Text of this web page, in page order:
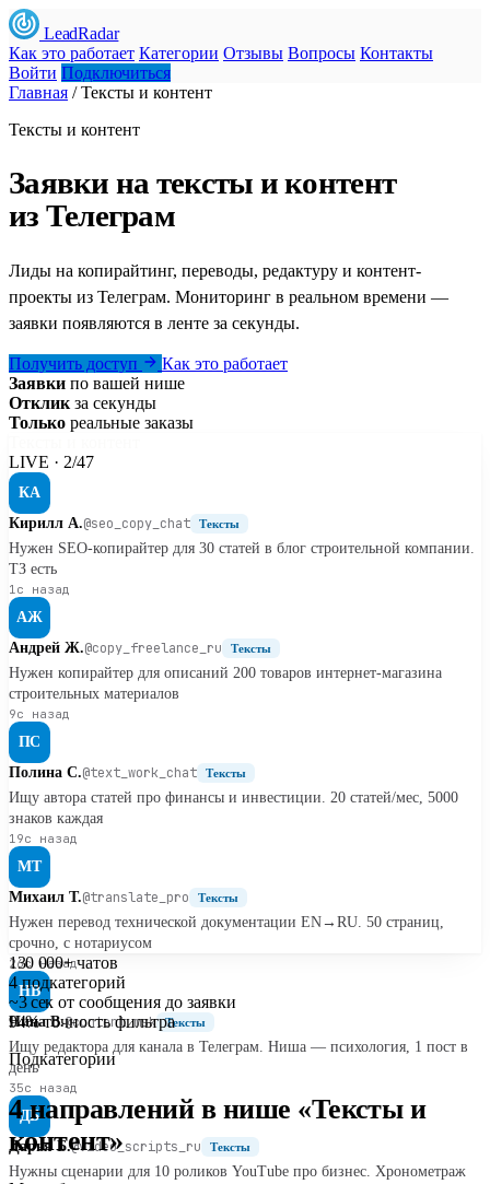
LeadRadar
Как это работает Категории Отзывы Вопросы Контакты
Войти Подключиться
Главная / Тексты и контент
Тексты и контент
Заявки на тексты и контент
из Телеграм
Лиды на копирайтинг, переводы, редактуру и контент-
проекты из Телеграм. Мониторинг в реальном времени —
заявки появляются в ленте за секунды.
Получить доступ
Как это работает
Заявки по вашей нише
Отклик за секунды
Только реальные заказы
LIVE · 2/47
КА
Кирилл А.@seo_copy_chat Тексты
Нужен SEO-копирайтер для 30 статей в блог строительной компании.
ТЗ есть
1с назад
АЖ
Андрей Ж.@copy_freelance_ru Тексты
Нужен копирайтер для описаний 200 товаров интернет-магазина
строительных материалов
9с назад
ПС
Полина С.@text_work_chat Тексты
Ищу автора статей про финансы и инвестиции. 20 статей/мес, 5000
знаков каждая
19с назад
МТ
Михаил Т.@translate_pro Тексты
Нужен перевод технической документации EN→RU. 50 страниц,
срочно, с нотариусом
26с назад
НВ
Нина В.@content_msk Тексты
Ищу редактора для канала в Телеграм. Ниша — психология, 1 пост в
день
35с назад
ДБ
Дарья Б.@video_scripts_ru Тексты
Нужны сценарии для 10 роликов YouTube про бизнес. Хронометраж
130 000+ чатов
4 подкатегорий
~3 сек от сообщения до заявки
94% точность фильтра
Подкатегории
4 направлений в нише «Тексты и
контент»